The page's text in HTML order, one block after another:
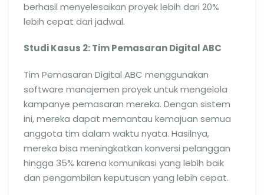
berhasil menyelesaikan proyek lebih dari 20%
lebih cepat dari jadwal.
Studi Kasus 2: Tim Pemasaran Digital ABC
Tim Pemasaran Digital ABC menggunakan
software manajemen proyek untuk mengelola
kampanye pemasaran mereka. Dengan sistem
ini, mereka dapat memantau kemajuan semua
anggota tim dalam waktu nyata. Hasilnya,
mereka bisa meningkatkan konversi pelanggan
hingga 35% karena komunikasi yang lebih baik
dan pengambilan keputusan yang lebih cepat.